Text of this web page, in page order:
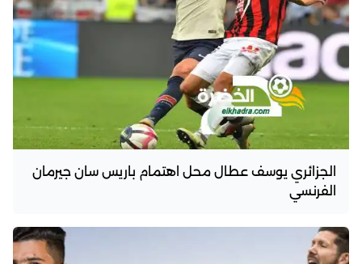
الجزائري يوسف عطال محل اهتمام باريس سان جيرمان
الفرنسي